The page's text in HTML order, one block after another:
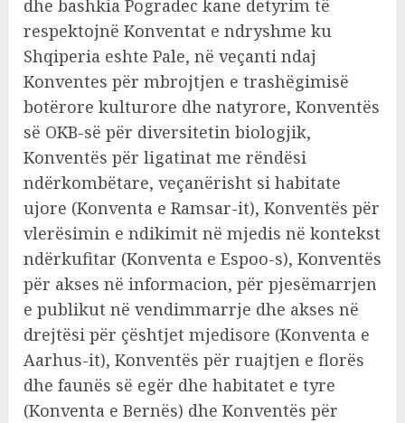
dhe bashkia Pogradec kane detyrim të
respektojnë Konventat e ndryshme ku
Shqiperia eshte Pale, në veçanti ndaj
Konventes për mbrojtjen e trashëgimisë
botërore kulturore dhe natyrore, Konventës
së OKB-së për diversitetin biologjik,
Konventës për ligatinat me rëndësi
ndërkombëtare, veçanërisht si habitate
ujore (Konventa e Ramsar-it), Konventës për
vlerësimin e ndikimit në mjedis në kontekst
ndërkufitar (Konventa e Espoo-s), Konventës
për akses në informacion, për pjesëmarrjen
e publikut në vendimmarrje dhe akses në
drejtësi për çështjet mjedisore (Konventa e
Aarhus-it), Konventës për ruajtjen e florës
dhe faunës së egër dhe habitatet e tyre
(Konventa e Bernës) dhe Konventës për